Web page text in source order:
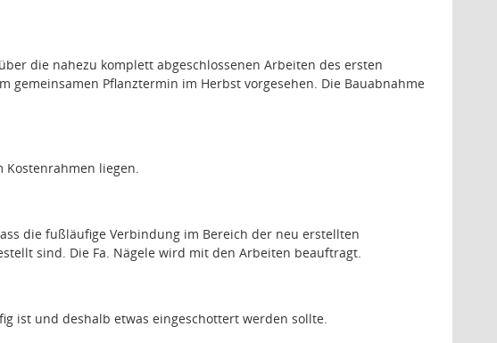
die nahezu komplett abgeschlossenen Arbeiten des ersten
gemeinsamen Pflanztermin im Herbst vorgesehen. Die Bauabnahme
Kostenrahmen liegen.
die fußläufige Verbindung im Bereich der neu erstellten
sind. Die Fa. Nägele wird mit den Arbeiten beauftragt.
ist und deshalb etwas eingeschottert werden sollte.